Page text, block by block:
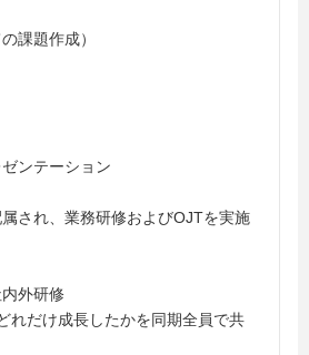
課題作成）
ンテーション
され、業務研修およびOJTを実施
外研修
れだけ成長したかを同期全員で共